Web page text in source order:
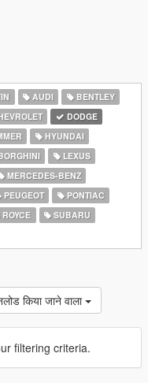
AUDI
BENTLEY
DODGE
HYUNDAI
LEXUS
MERCEDES-BENZ
PEUGEOT
PONTIAC
SUBARU
किया जाने वाला
filtering criteria.